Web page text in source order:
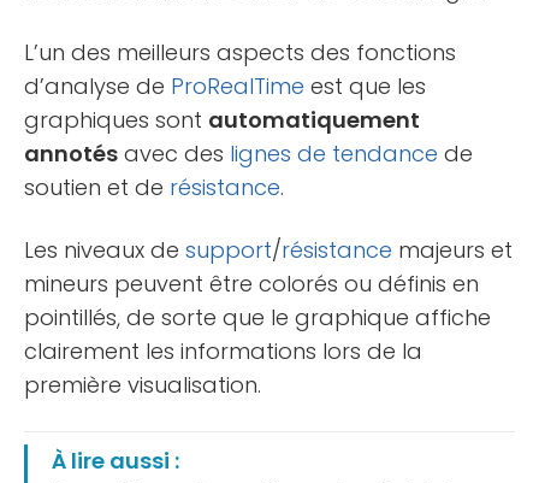
L’un des meilleurs aspects des fonctions
d’analyse de ProRealTime est que les
graphiques sont automatiquement
annotés avec des lignes de tendance de
soutien et de résistance.
Les niveaux de support/résistance majeurs et
mineurs peuvent être colorés ou définis en
pointillés, de sorte que le graphique affiche
clairement les informations lors de la
première visualisation.
À lire aussi :